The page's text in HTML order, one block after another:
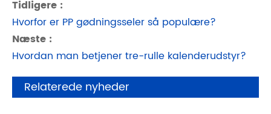
Tidligere :
Hvorfor er PP gødningsseler så populære?
Næste :
Hvordan man betjener tre-rulle kalenderudstyr?
Relaterede nyheder